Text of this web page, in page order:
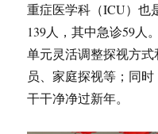
重症医学科（ICU）也
139人，其中急诊59人
单元灵活调整探视方
员、家庭探视等；同
干干净净过新年。